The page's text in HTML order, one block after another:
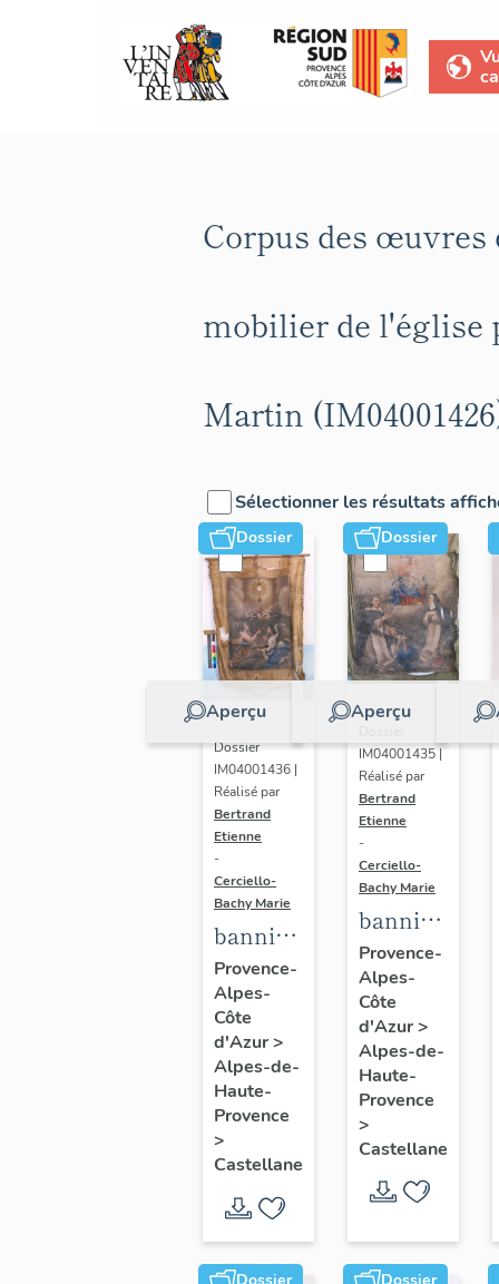
Corpus des œuvres
mobilier de l'église
Martin
Sélectionner les résultats
Dossier
Aperçu
Dossier
IM04001436 |
Réalisé par
Bertrand
Etienne
-
Cerciello-
Bachy Marie
bannière
de
procession
:
Adoration
du saint
sacrement,
Saint
Provence-
Alpes-
Côte
d'Azur>
Alpes-de-
Haute-
Provence
>
Castellane
Dossier
Aperçu
IM04001435 |
Réalisé par
Bertrand
Etienne
-
Cerciello-
Bachy Marie
bannière
de
procession
:
Donation
du
rosaire,
Saint
Provence-
Alpes-
Côte
d'Azur>
Alpes-de-
Haute-
Provence
>
Castellane
Dossier Dossier